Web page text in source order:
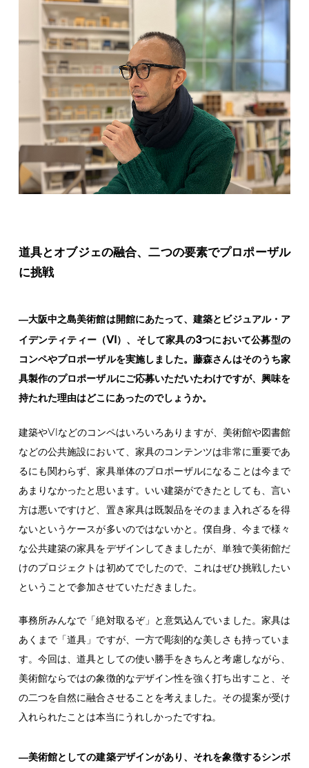
道具とオブジェの融合、二つの要素でプロポーザル
に挑戦
―大阪中之島美術館は開館にあたって、建築とビジュアル・ア
イデンティティー（VI）、そして家具の3つにおいて公募型の
コンペやプロポーザルを実施しました。藤森さんはそのうち家
具製作のプロポーザルにご応募いただいたわけですが、興味を
持たれた理由はどこにあったのでしょうか。
建築やVIなどのコンペはいろいろありますが、美術館や図書館
などの公共施設において、家具のコンテンツは非常に重要であ
るにも関わらず、家具単体のプロポーザルになることは今まで
あまりなかったと思います。いい建築ができたとしても、言い
方は悪いですけど、置き家具は既製品をそのまま入れざるを得
ないというケースが多いのではないかと。僕自身、今まで様々
な公共建築の家具をデザインしてきましたが、単独で美術館だ
けのプロジェクトは初めてでしたので、これはぜひ挑戦したい
ということで参加させていただきました。
事務所みんなで「絶対取るぞ」と意気込んでいました。家具は
あくまで「道具」ですが、一方で彫刻的な美しさも持っていま
す。今回は、道具としての使い勝手をきちんと考慮しながら、
美術館ならではの象徴的なデザイン性を強く打ち出すこと、そ
の二つを自然に融合させることを考えました。その提案が受け
入れられたことは本当にうれしかったですね。
―美術館としての建築デザインがあり、それを象徴するシンボ